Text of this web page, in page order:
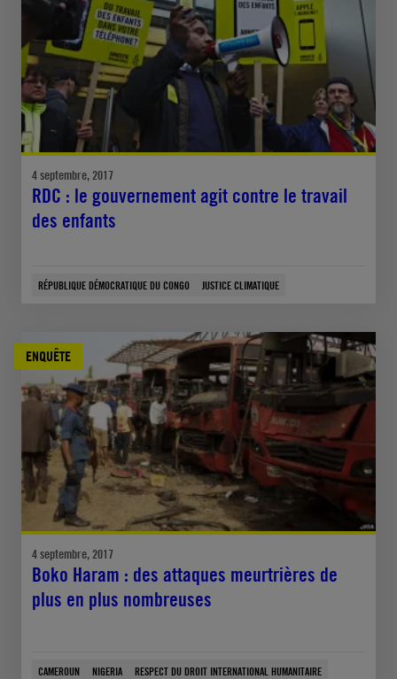
4 septembre, 2017
RDC : le gouvernement agit contre le travail
des enfants
RÉPUBLIQUE DÉMOCRATIQUE DU CONGO JUSTICE CLIMATIQUE
ENQUÊTE
4 septembre, 2017
Boko Haram : des attaques meurtrières de
plus en plus nombreuses
CAMEROUN NIGERIA RESPECT DU DROIT INTERNATIONAL HUMANITAIRE